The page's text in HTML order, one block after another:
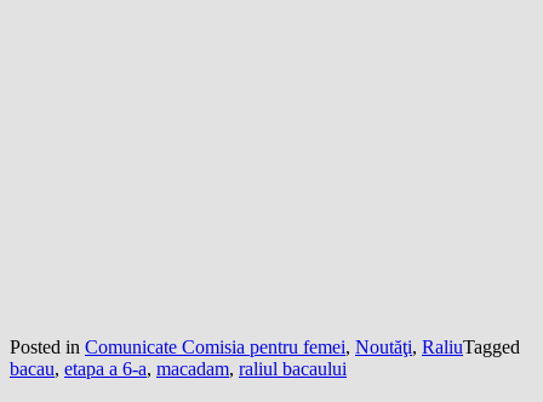
Posted in Comunicate Comisia pentru femei, Noutăţi, RaliuTagged
bacau, etapa a 6-a, macadam, raliul bacaului